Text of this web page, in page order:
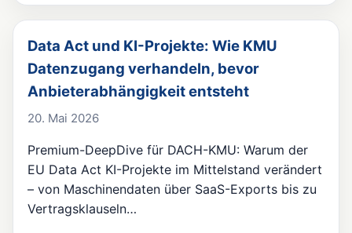
Data Act und KI-Projekte: Wie KMU
Datenzugang verhandeln, bevor
Anbieterabhängigkeit entsteht
20. Mai 2026
Premium-DeepDive für DACH-KMU: Warum der
EU Data Act KI-Projekte im Mittelstand verändert
– von Maschinendaten über SaaS-Exports bis zu
Vertragsklauseln…